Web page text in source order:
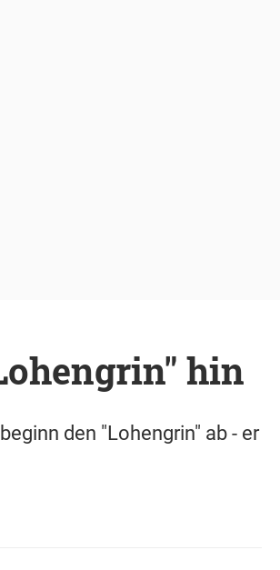
hin
den "Lohengrin" ab - er